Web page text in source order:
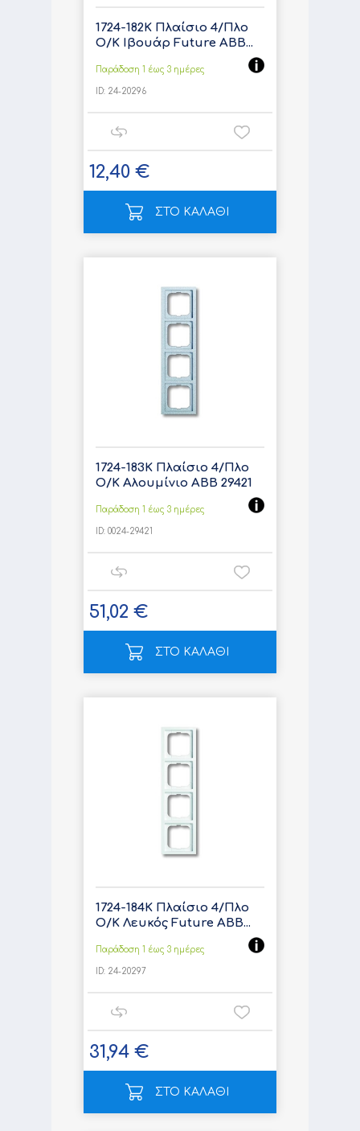
1724-182K Πλαίσιο 4/Πλο
Ο/Κ Ιβουάρ Future ABB...
Παράδοση 1 έως 3 ημέρες
ID: 24-20296
12,40 €
ΣΤΟ ΚΑΛΑΘΙ
1724-183K Πλαίσιο 4/Πλο
Ο/Κ Αλουμίνιο ABB 29421
Παράδοση 1 έως 3 ημέρες
ID: 0024-29421
51,02 €
ΣΤΟ ΚΑΛΑΘΙ
1724-184K Πλαίσιο 4/Πλο
Ο/Κ Λευκός Future ABB...
Παράδοση 1 έως 3 ημέρες
ID: 24-20297
31,94 €
ΣΤΟ ΚΑΛΑΘΙ